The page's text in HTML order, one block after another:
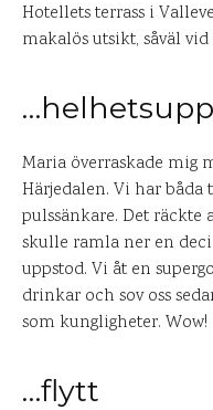
Hotellets terrass i
makalös utsikt, såväl
Maria överraskade mig
Härjedalen. Vi har båda
pulssänkare. Det
skulle ramla ner en
uppstod. Vi åt en
drinkar och sov oss
som kungligheter. Wow!
…flytt